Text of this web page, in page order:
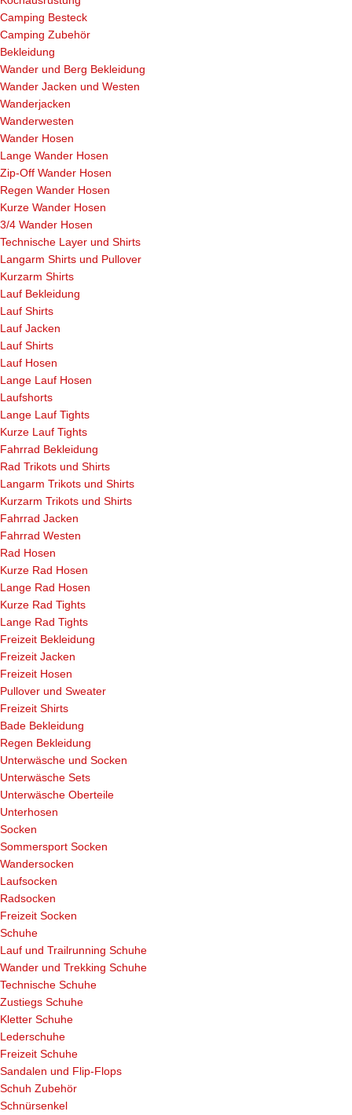
Camping Besteck
Camping Zubehör
Bekleidung
Wander und Berg Bekleidung
Wander Jacken und Westen
Wanderjacken
Wanderwesten
Wander Hosen
Lange Wander Hosen
Zip-Off Wander Hosen
Regen Wander Hosen
Kurze Wander Hosen
3/4 Wander Hosen
Technische Layer und Shirts
Langarm Shirts und Pullover
Kurzarm Shirts
Lauf Bekleidung
Lauf Shirts
Lauf Jacken
Lauf Shirts
Lauf Hosen
Lange Lauf Hosen
Laufshorts
Lange Lauf Tights
Kurze Lauf Tights
Fahrrad Bekleidung
Rad Trikots und Shirts
Langarm Trikots und Shirts
Kurzarm Trikots und Shirts
Fahrrad Jacken
Fahrrad Westen
Rad Hosen
Kurze Rad Hosen
Lange Rad Hosen
Kurze Rad Tights
Lange Rad Tights
Freizeit Bekleidung
Freizeit Jacken
Freizeit Hosen
Pullover und Sweater
Freizeit Shirts
Bade Bekleidung
Regen Bekleidung
Unterwäsche und Socken
Unterwäsche Sets
Unterwäsche Oberteile
Unterhosen
Socken
Sommersport Socken
Wandersocken
Laufsocken
Radsocken
Freizeit Socken
Schuhe
Lauf und Trailrunning Schuhe
Wander und Trekking Schuhe
Technische Schuhe
Zustiegs Schuhe
Kletter Schuhe
Lederschuhe
Freizeit Schuhe
Sandalen und Flip-Flops
Schuh Zubehör
Schnürsenkel